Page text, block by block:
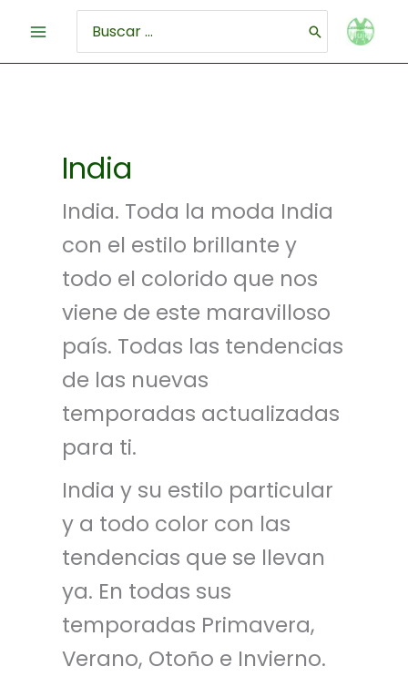
contenido
Buscar
por:
India
India. Toda la moda India
con el estilo brillante y
todo el colorido que nos
viene de este maravilloso
país. Todas las tendencias
de las nuevas
temporadas actualizadas
para ti.
India y su estilo particular
y a todo color con las
tendencias que se llevan
ya. En todas sus
temporadas Primavera,
Verano, Otoño e Invierno.